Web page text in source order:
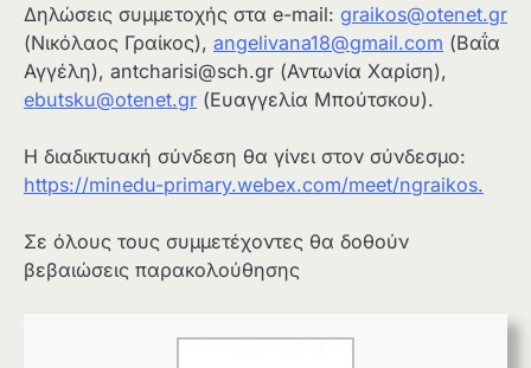
Δηλώσεις συμμετοχής στα e-mail: graikos@otenet.gr
(Νικόλαος Γραίκος), angelivana18@gmail.com (Βαΐα
Αγγέλη), antcharisi@sch.gr (Αντωνία Χαρίση),
ebutsku@otenet.gr (Ευαγγελία Μπούτσκου).
Η διαδικτυακή σύνδεση θα γίνει στον σύνδεσμο:
https://minedu-primary.webex.com/meet/ngraikos.
Σε όλους τους συμμετέχοντες θα δοθούν
βεβαιώσεις παρακολούθησης